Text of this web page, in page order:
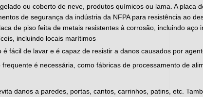
ou coberto de neve, produtos químicos ou lama. A placa
de segurança da indústria da NFPA para resistência ao
de piso feita de metais resistentes à corrosão, incluindo
incluindo locais marítimos
é fácil de lavar e é capaz de resistir a danos causados por
é necessária, como fábricas de processamento de
danos a paredes, portas, cantos, carrinhos, patins, etc.